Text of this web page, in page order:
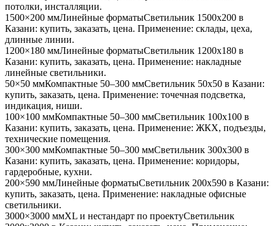
потолки, инсталляции.
1500×200 ммЛинейные форматыСветильник 1500x200 в
Казани: купить, заказать, цена. Применение: склады, цеха,
длинные линии.
1200×180 ммЛинейные форматыСветильник 1200x180 в
Казани: купить, заказать, цена. Применение: накладные
линейные светильники.
50×50 ммКомпактные 50–300 ммСветильник 50x50 в Казани:
купить, заказать, цена. Применение: точечная подсветка,
индикация, ниши.
100×100 ммКомпактные 50–300 ммСветильник 100x100 в
Казани: купить, заказать, цена. Применение: ЖКХ, подъезды,
технические помещения.
300×300 ммКомпактные 50–300 ммСветильник 300x300 в
Казани: купить, заказать, цена. Применение: коридоры,
гардеробные, кухни.
200×590 ммЛинейные форматыСветильник 200x590 в Казани:
купить, заказать, цена. Применение: накладные офисные
светильники.
3000×3000 ммXL и нестандарт по проектуСветильник